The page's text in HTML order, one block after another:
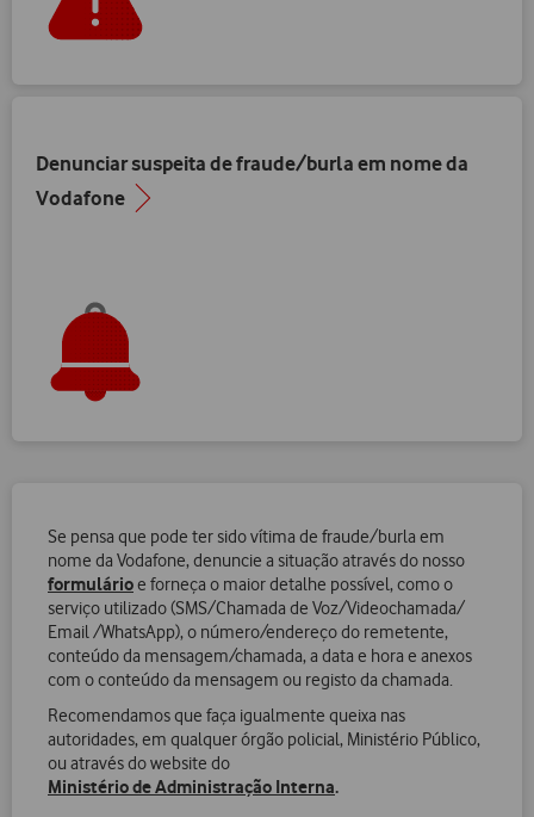
Denunciar suspeita de fraude/burla em nome da
Vodafone
Se pensa que pode ter sido vítima de fraude/burla em
nome da Vodafone, denuncie a situação através do nosso
formulárioe forneça o maior detalhe possível, como o
serviço utilizado (SMS/Chamada de Voz/Videochamada/
Email /WhatsApp), o número/endereço do remetente,
conteúdo da mensagem/chamada, a data e hora e anexos
com o conteúdo da mensagem ou registo da chamada.
Recomendamos que faça igualmente queixa nas
autoridades, em qualquer órgão policial, Ministério Público,
ou através do website do
Ministério de Administração Interna.